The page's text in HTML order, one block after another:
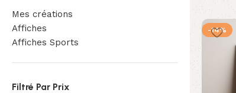
Mes créations
Affiches
Affiches Sports
Filtré Par Prix
-14%